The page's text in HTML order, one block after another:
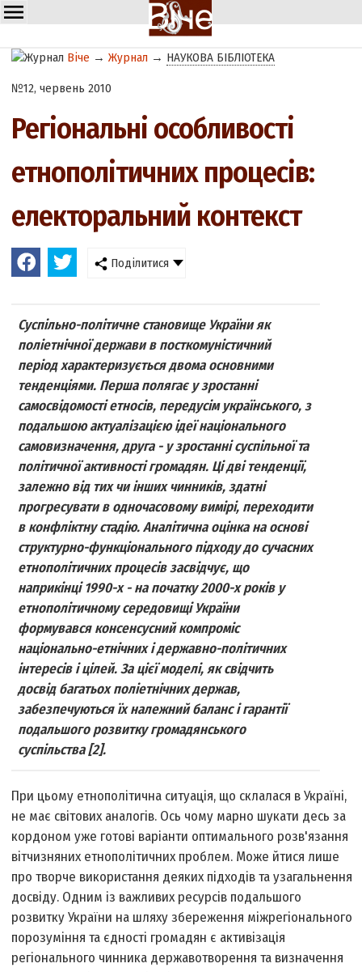
Віче →Журнал → НАУКОВА БІБЛІОТЕКА
№12, червень 2010
Регіональні особливості
етнополітичних процесів:
електоральний контекст
Поділитися
Суспільно-політичне становище України як
поліетнічної держави в посткомуністичний
період характеризується двома основними
тенденціями. Перша полягає у зростанні
самосвідомості етносів, передусім українського, з
подальшою актуалізацією ідеї національного
самовизначення, друга - у зростанні суспільної та
політичної активності громадян. Ці дві тенденції,
залежно від тих чи інших чинників, здатні
прогресувати в одночасовому вимірі, переходити
в конфліктну стадію. Аналітична оцінка на основі
структурно-функціонального підходу до сучасних
етнополітичних процесів засвідчує, що
наприкінці 1990-х - на початку 2000-х років у
етнополітичному середовищі України
формувався консенсусний компроміс
національно-етнічних і державно-політичних
інтересів і цілей. За цієї моделі, як свідчить
досвід багатьох поліетнічних держав,
забезпечуються їх належний баланс і гарантії
подальшого розвитку громадянського
суспільства [2].
При цьому етнополітична ситуація, що склалася в Україні,
не має світових аналогів. Ось чому марно шукати десь за
кордоном уже готові варіанти оптимального розв'язання
вітчизняних етнополітичних проблем. Може йтися лише
про творче використання деяких підходів та узагальнення
досвіду. Одним із важливих ресурсів подальшого
розвитку України на шляху збереження міжрегіонального
порозуміння та єдності громадян є активізація
регіонального чинника державотворення та визначення